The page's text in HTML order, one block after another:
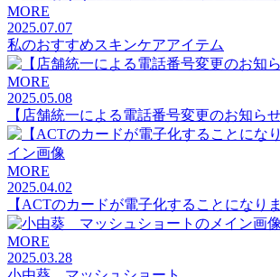
MORE
2025.07.07
私のおすすめスキンケアアイテム
MORE
2025.05.08
【店舗統一による電話番号変更のお知らせ
MORE
2025.04.02
【ACTのカードが電子化することになり
MORE
2025.03.28